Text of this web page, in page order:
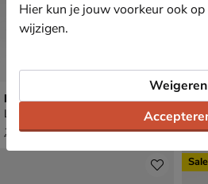
Hub Glide
Lage sneakers - bruin
van € 129,99 voor € 90,99
129,99 90,99 €
79,
Sale
Hier kun je jouw voorkeur ook
wijzigen.
Weigeren